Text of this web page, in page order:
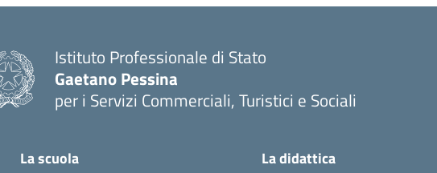
Istituto Professionale di Stato
Gaetano Pessina
per i Servizi Commerciali, Turistici e Sociali
La scuola La didattica